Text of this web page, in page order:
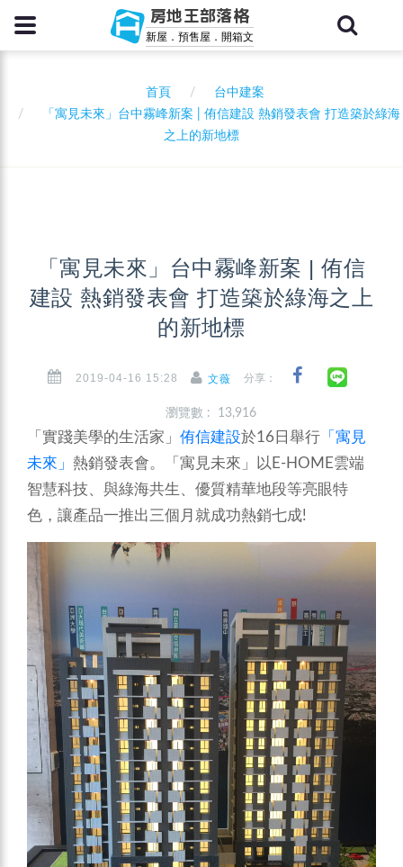
房地王部落格
新屋．預售屋．開箱文
首頁
台中建案
「寓見未來」台中霧峰新案 | 侑信建設 熱銷發表會 打造築於綠海
之上的新地標
「寓見未來」台中霧峰新案 | 侑信
建設 熱銷發表會 打造築於綠海之上
的新地標
2019-04-16 15:28 文薇 分享：
瀏覽數 : 13,916
「實踐美學的生活家」 侑信建設於16日舉行 「寓見
未來」 熱銷發表會。「寓見未來」以E-HOME雲端
智慧科技、與綠海共生、優質精華地段等亮眼特
色，讓產品一推出三個月就成功熱銷七成!